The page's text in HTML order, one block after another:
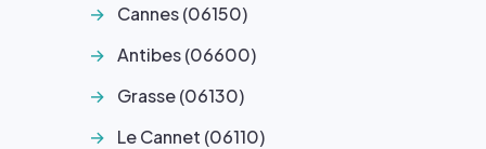
Cannes (06150)
Antibes (06600)
Grasse (06130)
Le Cannet (06110)